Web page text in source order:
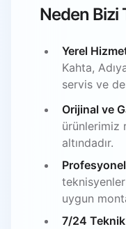
Neden Bizi
Yerel
Kahta,
servis ve
Orijinal ve
ürünlerimiz
altındadır.
uygun
7/24